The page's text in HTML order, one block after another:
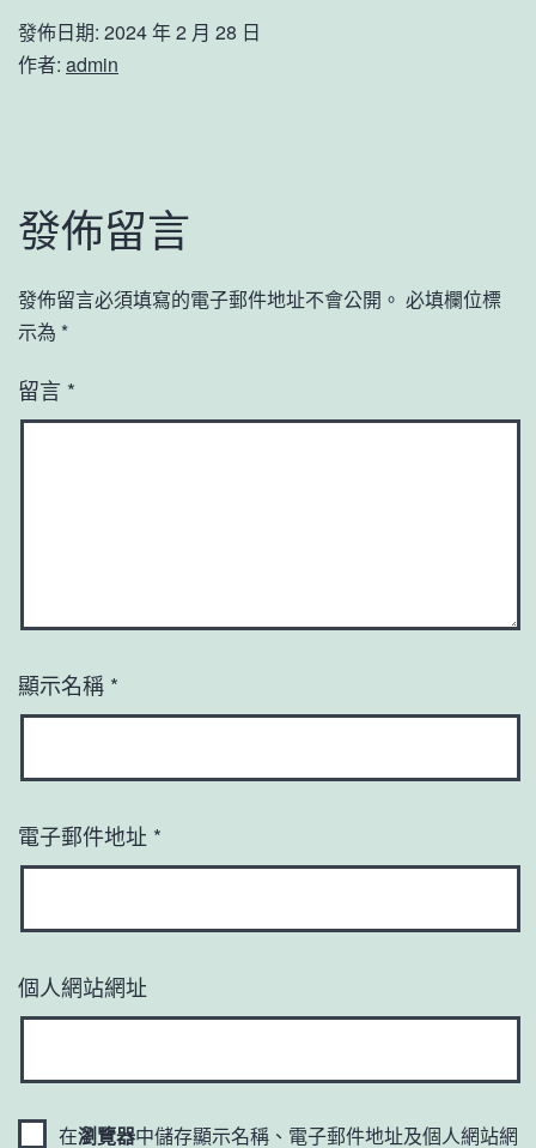
發佈日期: 2024 年 2 月 28 日
作者: admin
發佈留言
發佈留言必須填寫的電子郵件地址不會公開。 必填欄位標
示為 *
留言 *
顯示名稱 *
電子郵件地址 *
個人網站網址
在瀏覽器中儲存顯示名稱、電子郵件地址及個人網站網